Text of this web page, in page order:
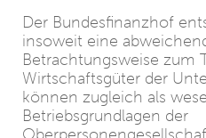
Der Bundesfinanzhof
insoweit eine
Betrachtungsweise zum
Wirtschaftsgüter der
können zugleich als
Betriebsgrundlagen der